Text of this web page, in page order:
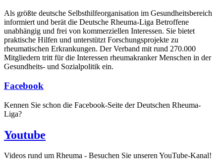
Als größte deutsche Selbsthilfe­organisation im Gesundheitsbereich
informiert und berät die Deutsche Rheuma-Liga Betroffene
unabhängig und frei von kommerziellen Interessen. Sie bietet
praktische Hilfen und unterstützt Forschungsprojekte zu
rheumatischen Erkrankungen. Der Verband mit rund 270.000
Mitgliedern tritt für die Interessen rheumakranker Menschen in der
Gesundheits- und Sozialpolitik ein.
Facebook
Kennen Sie schon die Facebook-Seite der Deutschen Rheuma-
Liga?
Youtube
Videos rund um Rheuma - Besuchen Sie unseren YouTube-Kanal!